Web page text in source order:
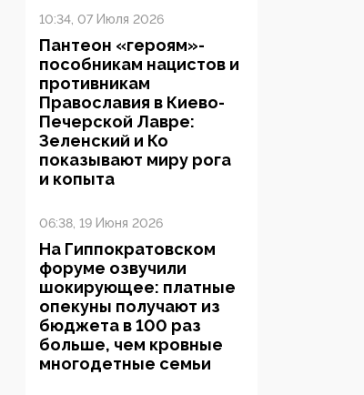
10:34, 07 Июля 2026
Пантеон «героям»-
пособникам нацистов и
противникам
Православия в Киево-
Печерской Лавре:
Зеленский и Ко
показывают миру рога
и копыта
06:38, 19 Июня 2026
На Гиппократовском
форуме озвучили
шокирующее: платные
опекуны получают из
бюджета в 100 раз
больше, чем кровные
многодетные семьи